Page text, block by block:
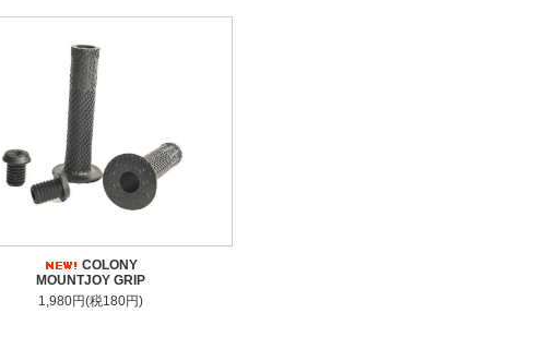
COLONY
MOUNTJOY GRIP
1,980円(税180円)